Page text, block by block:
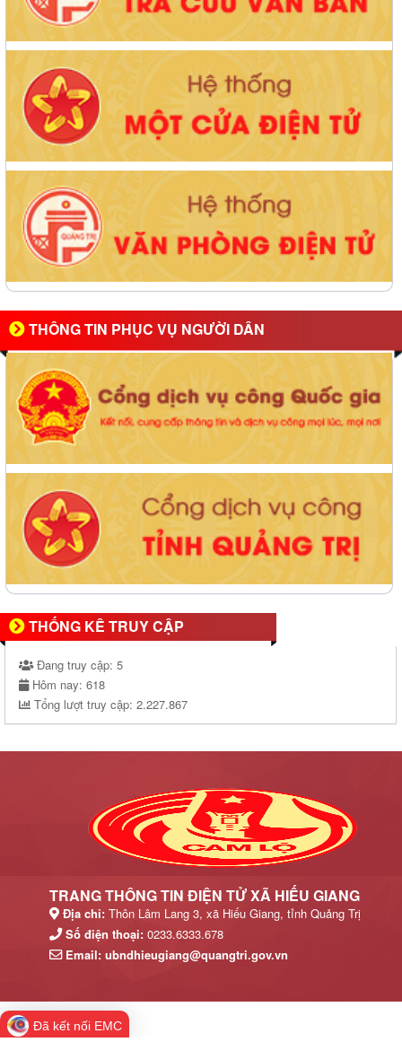
THÔNG TIN PHỤC VỤ NGƯỜI DÂN
THỐNG KÊ TRUY CẬP
Đang truy cập: 5
Hôm nay: 618
Tổng lượt truy cập: 2.227.867
TRANG THÔNG TIN ĐIỆN TỬ XÃ HIẾU GIANG
Địa chỉ: Thôn Lâm Lang 3, xã Hiếu Giang, tỉnh Quảng Trị
Số điện thoại: 0233.6333.678
Email: ubndhieugiang@quangtri.gov.vn
Đã kết nối EMC